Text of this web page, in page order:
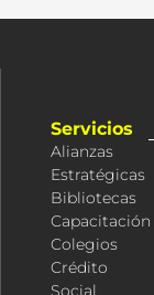
Servicios
Alianzas
Estratégicas
Bibliotecas
Capacitación
Colegios
Crédito
Social